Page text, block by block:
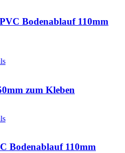
Bodenablauf 110mm
zum Kleben
Bodenablauf 110mm